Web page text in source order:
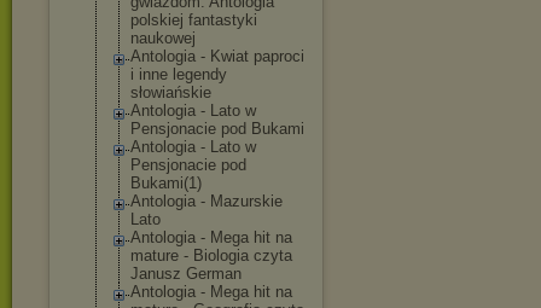
polskiej fantastyki
naukowej
Antologia - Kwiat paproci
i inne legendy
słowiańskie
Antologia - Lato w
Pensjonacie pod Bukami
Antologia - Lato w
Pensjonacie pod
Bukami(1)
Antologia - Mazurskie
Lato
Antologia - Mega hit na
mature - Biologia czyta
Janusz German
Antologia - Mega hit na